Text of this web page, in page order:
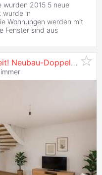
wurden 2015 5 neue
wurde in
Wohnungen werden mit
Fenster sind aus
"Schlüsselfertig & bezugsbereit! Neubau-Doppelhaus in Top-Lage